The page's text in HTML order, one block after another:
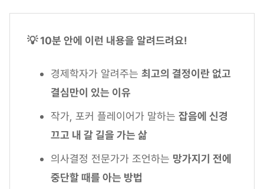
💡 10분 안에 이런 내용을 알려드려요!
경제학자가 알려주는 최고의 결정이란 없고
결심만이 있는 이유
작가, 포커 플레이어가 말하는 잡음에 신경
끄고 내 갈 길을 가는 삶
의사결정 전문가가 조언하는 망가지기 전에
중단할 때를 아는 방법